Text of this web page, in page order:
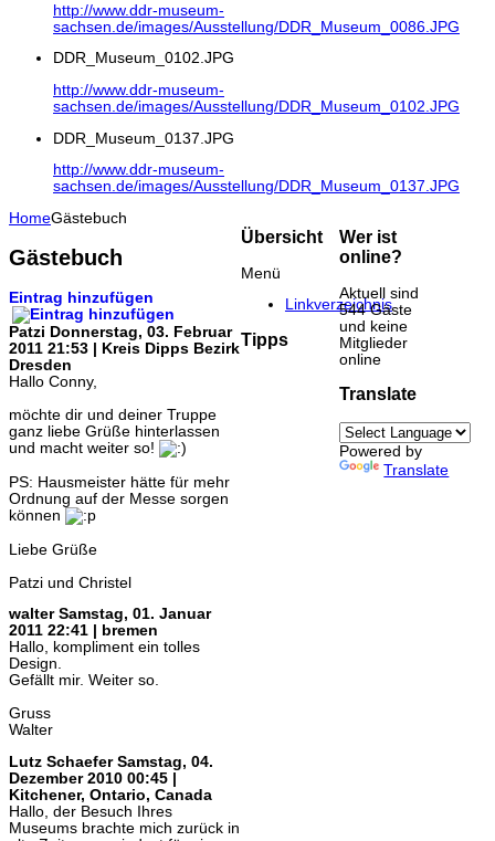
http://www.ddr-museum-
sachsen.de/images/Ausstellung/DDR_Museum_0086.JPG
DDR_Museum_0102.JPG
http://www.ddr-museum-
sachsen.de/images/Ausstellung/DDR_Museum_0102.JPG
DDR_Museum_0137.JPG
http://www.ddr-museum-
sachsen.de/images/Ausstellung/DDR_Museum_0137.JPG
HomeGästebuch
Gästebuch
Eintrag hinzufügen
Patzi Donnerstag, 03. Februar
2011 21:53 | Kreis Dipps Bezirk
Dresden
Hallo Conny,
möchte dir und deiner Truppe
ganz liebe Grüße hinterlassen
und macht weiter so!
PS: Hausmeister hätte für mehr
Ordnung auf der Messe sorgen
können
Liebe Grüße
Patzi und Christel
walter Samstag, 01. Januar
2011 22:41 | bremen
Hallo, kompliment ein tolles
Design.
Gefällt mir. Weiter so.
Gruss
Walter
Lutz Schaefer Samstag, 04.
Dezember 2010 00:45 |
Kitchener, Ontario, Canada
Hallo, der Besuch Ihres
Museums brachte mich zurück in
Übersicht
Menü
Linkverzeichnis
Tipps
Wer ist
online?
Aktuell sind
544 Gäste
und keine
Mitglieder
online
Translate
Powered by
Translate